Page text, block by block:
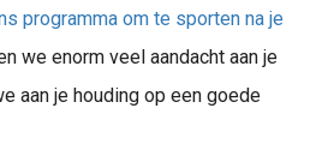
programma om te sporten na je
we enorm veel aandacht aan je
aan je houding op een goede